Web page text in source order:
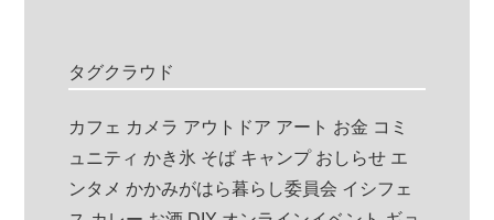
タグクラウド
カフェ カメラ アウトドア アート お金 コミ
ュニティ かき氷 そば キャンプ おしらせ エ
ンタメ かかみがはら暮らし委員会 イシフェ